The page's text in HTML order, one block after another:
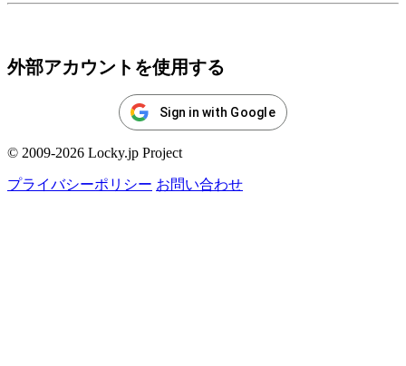
外部アカウントを使用する
Sign in with Google
© 2009-2026 Locky.jp Project
プライバシーポリシー お問い合わせ